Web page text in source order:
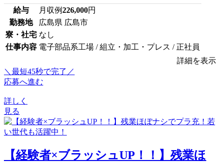
給与 月収例226,000円
勤務地
広島県 広島市
寮・社宅 なし
仕事内容 電子部品系工場 / 組立・加工・プレス / 正社員
詳細を表示
＼最短45秒で完了／
応募へ進む
詳しく
見る
【経験者×ブラッシュUP！！】残業ほ